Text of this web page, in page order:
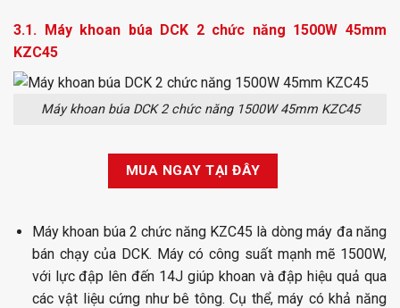
3.1. Máy khoan búa DCK 2 chức năng 1500W 45mm
KZC45
Máy khoan búa DCK 2 chức năng 1500W 45mm KZC45
MUA NGAY TẠI ĐÂY
Máy khoan búa 2 chức năng KZC45 là dòng máy đa năng
bán chạy của DCK. Máy có công suất mạnh mẽ 1500W,
với lực đập lên đến 14J giúp khoan và đập hiệu quả qua
các vật liệu cứng như bê tông. Cụ thể, máy có khả năng